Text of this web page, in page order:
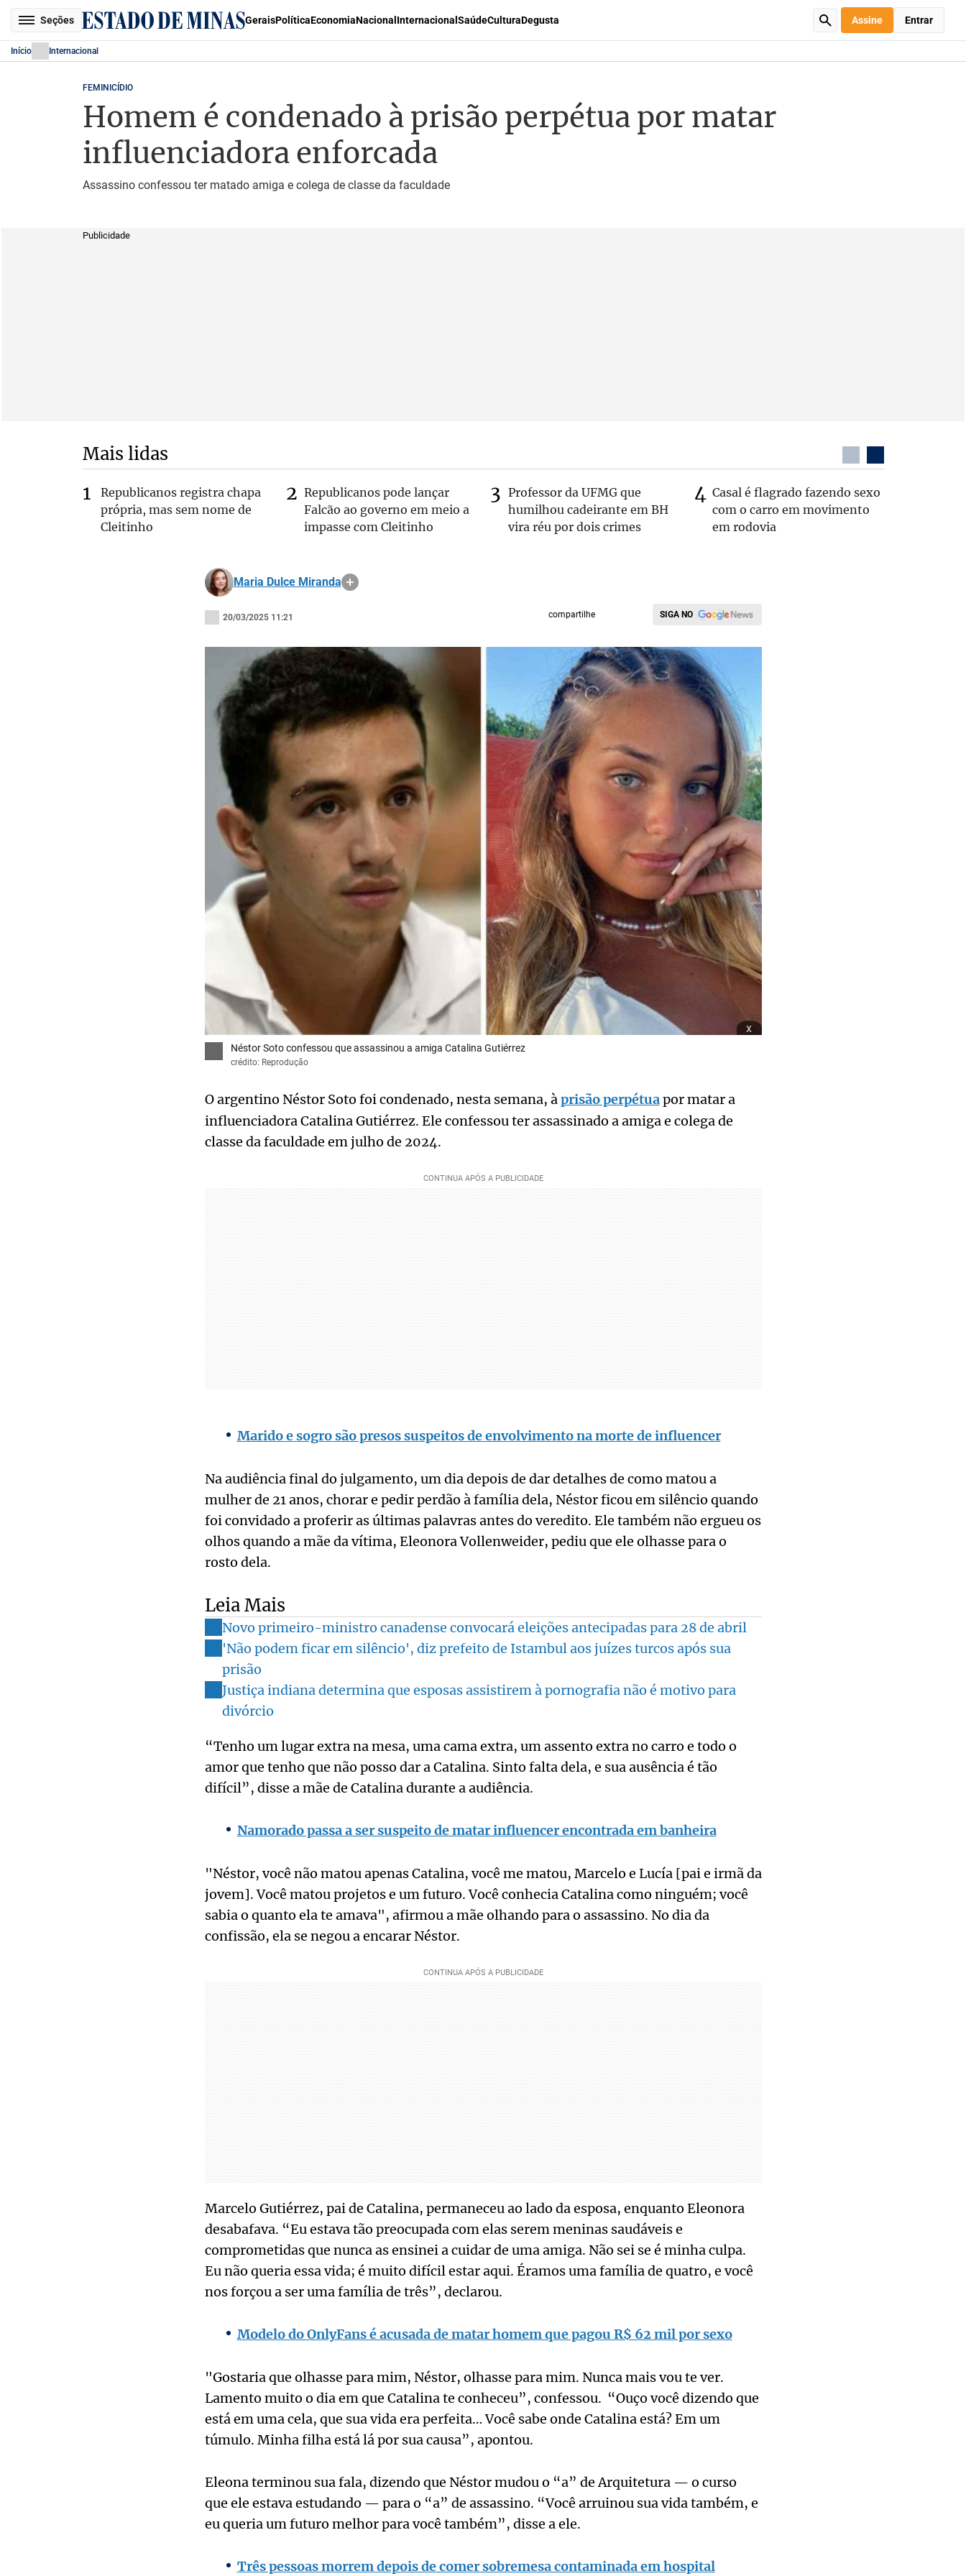
Seções GeraisPolíticaEconomiaNacional Internacional SaúdeCulturaDegusta Assine Entrar
Início Internacional
FEMINICÍDIO
Homem é condenado à prisão perpétua por matar
influenciadora enforcada
Assassino confessou ter matado amiga e colega de classe da faculdade
Publicidade
Mais lidas
Republicanos registra chapa
própria, mas sem nome de
Cleitinho
Republicanos pode lançar
Falcão ao governo em meio a
impasse com Cleitinho
Professor da UFMG que
humilhou cadeirante em BH
vira réu por dois crimes
Casal é flagrado fazendo sexo
com o carro em movimento
em rodovia
Maria Dulce Miranda
20/03/2025 11:21 compartilhe SIGA NO
x
Néstor Soto confessou que assassinou a amiga Catalina Gutiérrez
crédito: Reprodução
O argentino Néstor Soto foi condenado, nesta semana, àprisão perpétuapor matar a
influenciadora Catalina Gutiérrez. Ele confessou ter assassinado a amiga e colega de
classe da faculdade em julho de 2024.
Marido e sogro são presos suspeitos de envolvimento na morte de influencer
Na audiência final do julgamento, um dia depois de dar detalhes de como matou a
mulher de 21 anos, chorar e pedir perdão à família dela, Néstor ficou em silêncio quando
foi convidado a proferir as últimas palavras antes do veredito. Ele também não ergueu os
olhos quando a mãe da vítima, Eleonora Vollenweider, pediu que ele olhasse para o
rosto dela.
Leia Mais
Novo primeiro-ministro canadense convocará eleições antecipadas para 28 de abril
'Não podem ficar em silêncio', diz prefeito de Istambul aos juízes turcos após sua
prisão
Justiça indiana determina que esposas assistirem à pornografia não é motivo para
divórcio
“Tenho um lugar extra na mesa, uma cama extra, um assento extra no carro e todo o
amor que tenho que não posso dar a Catalina. Sinto falta dela, e sua ausência é tão
difícil”, disse a mãe de Catalina durante a audiência.
Namorado passa a ser suspeito de matar influencer encontrada em banheira
"Néstor, você não matou apenas Catalina, você me matou, Marcelo e Lucía [pai e irmã da
jovem]. Você matou projetos e um futuro. Você conhecia Catalina como ninguém; você
sabia o quanto ela te amava", afirmou a mãe olhando para o assassino. No dia da
confissão, ela se negou a encarar Néstor.
Marcelo Gutiérrez, pai de Catalina, permaneceu ao lado da esposa, enquanto Eleonora
desabafava. “Eu estava tão preocupada com elas serem meninas saudáveis e
comprometidas que nunca as ensinei a cuidar de uma amiga. Não sei se é minha culpa.
Eu não queria essa vida; é muito difícil estar aqui. Éramos uma família de quatro, e você
nos forçou a ser uma família de três”, declarou.
Modelo do OnlyFans é acusada de matar homem que pagou R$ 62 mil por sexo
"Gostaria que olhasse para mim, Néstor, olhasse para mim. Nunca mais vou te ver.
Lamento muito o dia em que Catalina te conheceu”, confessou. “Ouço você dizendo que
está em uma cela, que sua vida era perfeita… Você sabe onde Catalina está? Em um
túmulo. Minha filha está lá por sua causa”, apontou.
Eleona terminou sua fala, dizendo que Néstor mudou o “a” de Arquitetura — o curso
que ele estava estudando — para o “a” de assassino. “Você arruinou sua vida também, e
eu queria um futuro melhor para você também”, disse a ele.
Três pessoas morrem depois de comer sobremesa contaminada em hospital